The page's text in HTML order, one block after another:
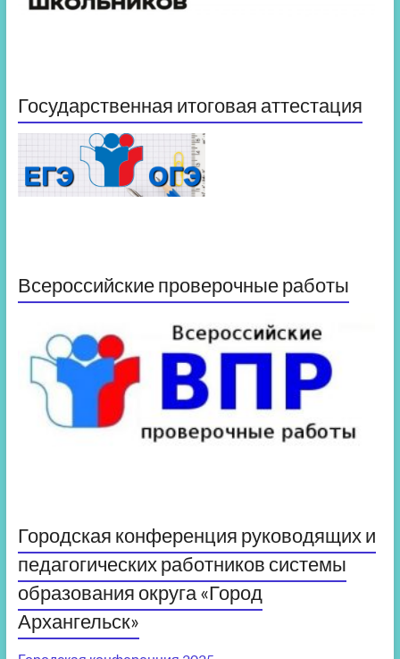
Государственная итоговая аттестация
Всероссийские проверочные работы
Городская конференция руководящих и
педагогических работников системы
образования округа «Город
Архангельск»